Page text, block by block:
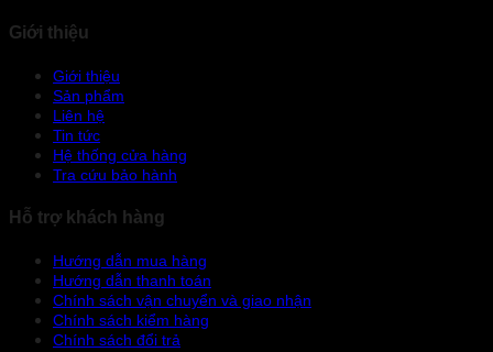
Giới thiệu
Giới thiệu
Sản phẩm
Liên hệ
Tin tức
Hệ thống cửa hàng
Tra cứu bảo hành
Hỗ trợ khách hàng
Hướng dẫn mua hàng
Hướng dẫn thanh toán
Chính sách vận chuyển và giao nhận
Chính sách kiểm hàng
Chính sách đổi trả